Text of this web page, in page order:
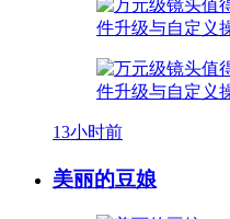
13小时前
美丽的豆娘